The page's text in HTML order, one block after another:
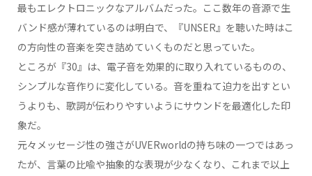
最もエレクトロニックなアルバムだった。ここ数年の音源で生
バンド感が薄れているのは明白で、『UNSER』を聴いた時はこ
の方向性の音楽を突き詰めていくものだと思っていた。
ところが『30』は、電子音を効果的に取り入れているものの、
シンプルな音作りに変化している。音を重ねて迫力を出すとい
うよりも、歌詞が伝わりやすいようにサウンドを最適化した印
象だ。
元々メッセージ性の強さがUVERworldの持ち味の一つではあっ
たが、言葉の比喩や抽象的な表現が少なくなり、これまで以上